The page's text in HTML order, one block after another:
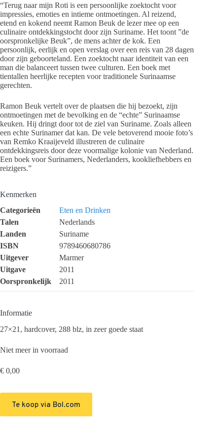
“Terug naar mijn Roti is een persoonlijke zoektocht voor
impressies, emoties en intieme ontmoetingen. Al reizend,
etend en kokend neemt Ramon Beuk de lezer mee op een
culinaire ontdekkingstocht door zijn Suriname. Het toont ”de
oorspronkelijke Beuk”, de mens achter de kok. Een
persoonlijk, eerlijk en open verslag over een reis van 28 dagen
door zijn geboorteland. Een zoektocht naar identiteit van een
man die balanceert tussen twee culturen. Een boek met
tientallen heerlijke recepten voor traditionele Surinaamse
gerechten.
Ramon Beuk vertelt over de plaatsen die hij bezoekt, zijn
ontmoetingen met de bevolking en de “echte” Surinaamse
keuken. Hij dringt door tot de ziel van Suriname. Zoals alleen
een echte Surinamer dat kan. De vele betoverend mooie foto’s
van Remko Kraaijeveld illustreren de culinaire
ontdekkingsreis door deze voormalige kolonie van Nederland.
Een boek voor Surinamers, Nederlanders, kookliefhebbers en
reizigers.”
Kenmerken
Categorieën
Eten en Drinken
Talen
Nederlands
Landen
Suriname
ISBN
9789460680786
Uitgever
Marmer
Uitgave
2011
Oorspronkelijk
2011
Informatie
27×21, hardcover, 288 blz, in zeer goede staat
Niet meer in voorraad
€ 0,00
Te koop via Bol.com